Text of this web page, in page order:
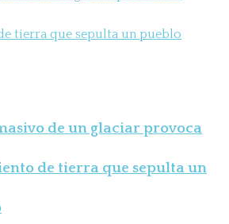
de un glaciar provoca
de tierra que sepulta un